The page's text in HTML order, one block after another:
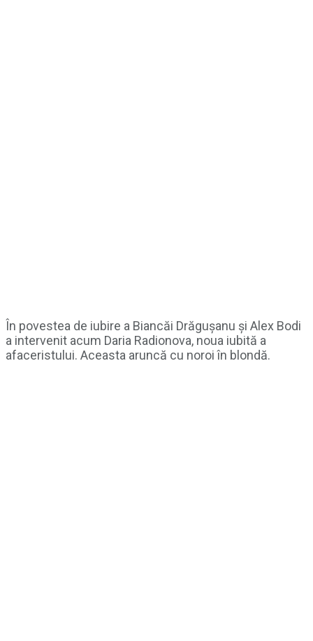
În povestea de iubire a Biancăi Drăgușanu și Alex Bodi
a intervenit acum Daria Radionova, noua iubită a
afaceristului. Aceasta aruncă cu noroi în blondă.